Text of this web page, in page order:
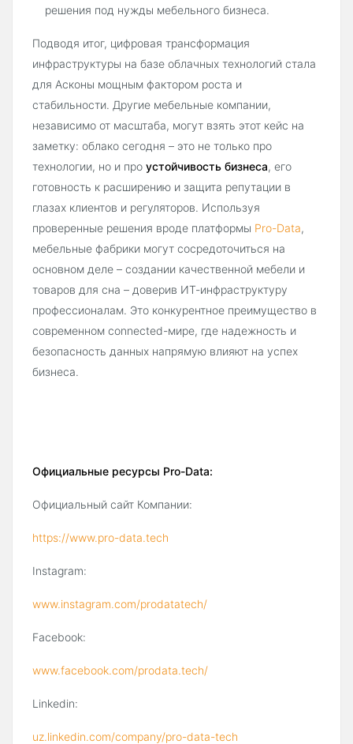
решения под нужды мебельного бизнеса.
Подводя итог, цифровая трансформация
инфраструктуры на базе облачных технологий стала
для Асконы мощным фактором роста и
стабильности. Другие мебельные компании,
независимо от масштаба, могут взять этот кейс на
заметку: облако сегодня – это не только про
технологии, но и про устойчивость бизнеса, его
готовность к расширению и защита репутации в
глазах клиентов и регуляторов. Используя
проверенные решения вроде платформы Pro-Data,
мебельные фабрики могут сосредоточиться на
основном деле – создании качественной мебели и
товаров для сна – доверив ИТ-инфраструктуру
профессионалам. Это конкурентное преимущество в
современном connected-мире, где надежность и
безопасность данных напрямую влияют на успех
бизнеса.
Официальные ресурсы Pro-Data:
Официальный сайт Компании:
https://www.pro-data.tech
Instagram:
www.instagram.com/prodatatech/
Facebook:
www.facebook.com/prodata.tech/
Linkedin:
uz.linkedin.com/company/pro-data-tech